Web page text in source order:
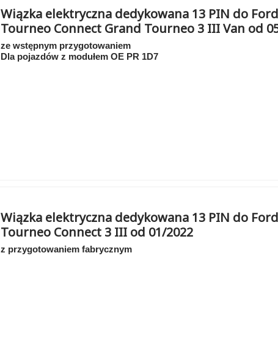
Wiązka elektryczna dedykowana 13 PIN do Ford
Tourneo Connect Grand Tourneo 3 III Van od
ze wstępnym przygotowaniem
Dla pojazdów z modułem OE PR 1D7
Wiązka elektryczna dedykowana 13 PIN do Ford
Tourneo Connect 3 III od 01/2022
z przygotowaniem fabrycznym